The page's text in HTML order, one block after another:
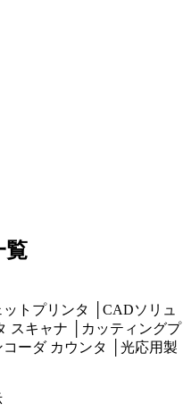
覧
トプリンタ
CADソリュ
スキャナ
カッティングプ
コーダ カウンタ
光応用製